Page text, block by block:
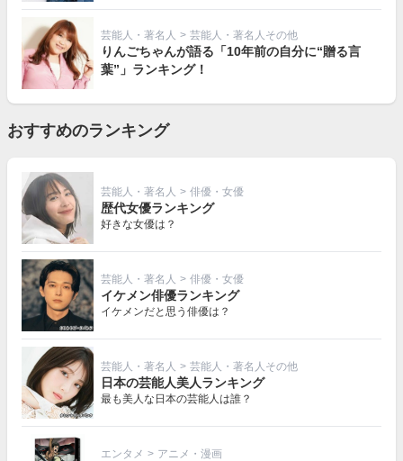
芸能人・著名人 > 芸能人・著名人その他
りんごちゃんが語る「10年前の自分に“贈る言
葉”」ランキング！
おすすめのランキング
芸能人・著名人 > 俳優・女優
歴代女優ランキング
好きな女優は？
芸能人・著名人 > 俳優・女優
イケメン俳優ランキング
イケメンだと思う俳優は？
芸能人・著名人 > 芸能人・著名人その他
日本の芸能人美人ランキング
最も美人な日本の芸能人は誰？
エンタメ > アニメ・漫画